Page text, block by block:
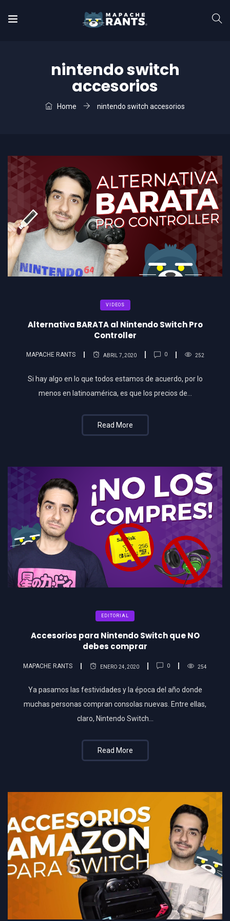
nintendo switch
accesorios
Home nintendo switch accesorios
VIDEOS
Alternativa BARATA al Nintendo Switch Pro
Controller
MAPACHE RANTS ABRIL 7, 2020 0 252
Si hay algo en lo que todos estamos de acuerdo, por lo
menos en latinoamérica, es que los precios de…
Read More
EDITORIAL
Accesorios para Nintendo Switch que NO
debes comprar
MAPACHE RANTS ENERO 24, 2020 0 254
Ya pasamos las festividades y la época del año donde
muchas personas compran consolas nuevas. Entre ellas,
claro, Nintendo Switch…
Read More